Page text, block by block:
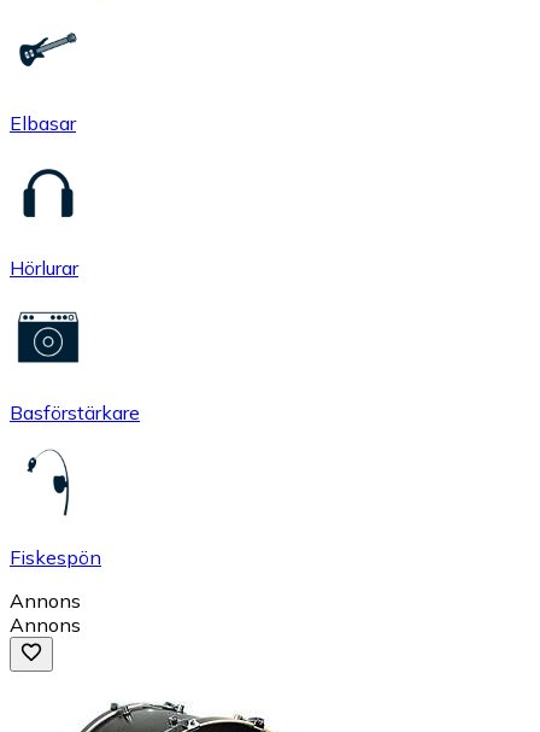
Elbasar
Hörlurar
Basförstärkare
Fiskespön
Annons
Annons